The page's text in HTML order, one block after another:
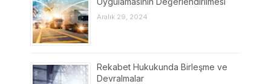
Aralık 29, 2024
Rekabet Hukukunda Birleşme ve
Devralmalar